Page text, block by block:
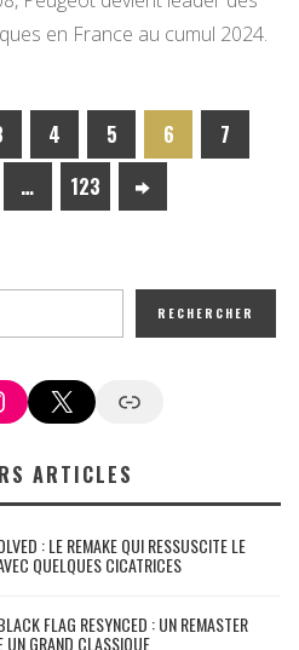
en France au cumul 2024.
4 5 6
7
… 123
RECHERCHER
X Google News
ARTICLES
: LE REMAKE QUI RESSUSCITE LE
QUELQUES CICATRICES
FLAG RESYNCED : UN REMASTER
GRAND CLASSIQUE